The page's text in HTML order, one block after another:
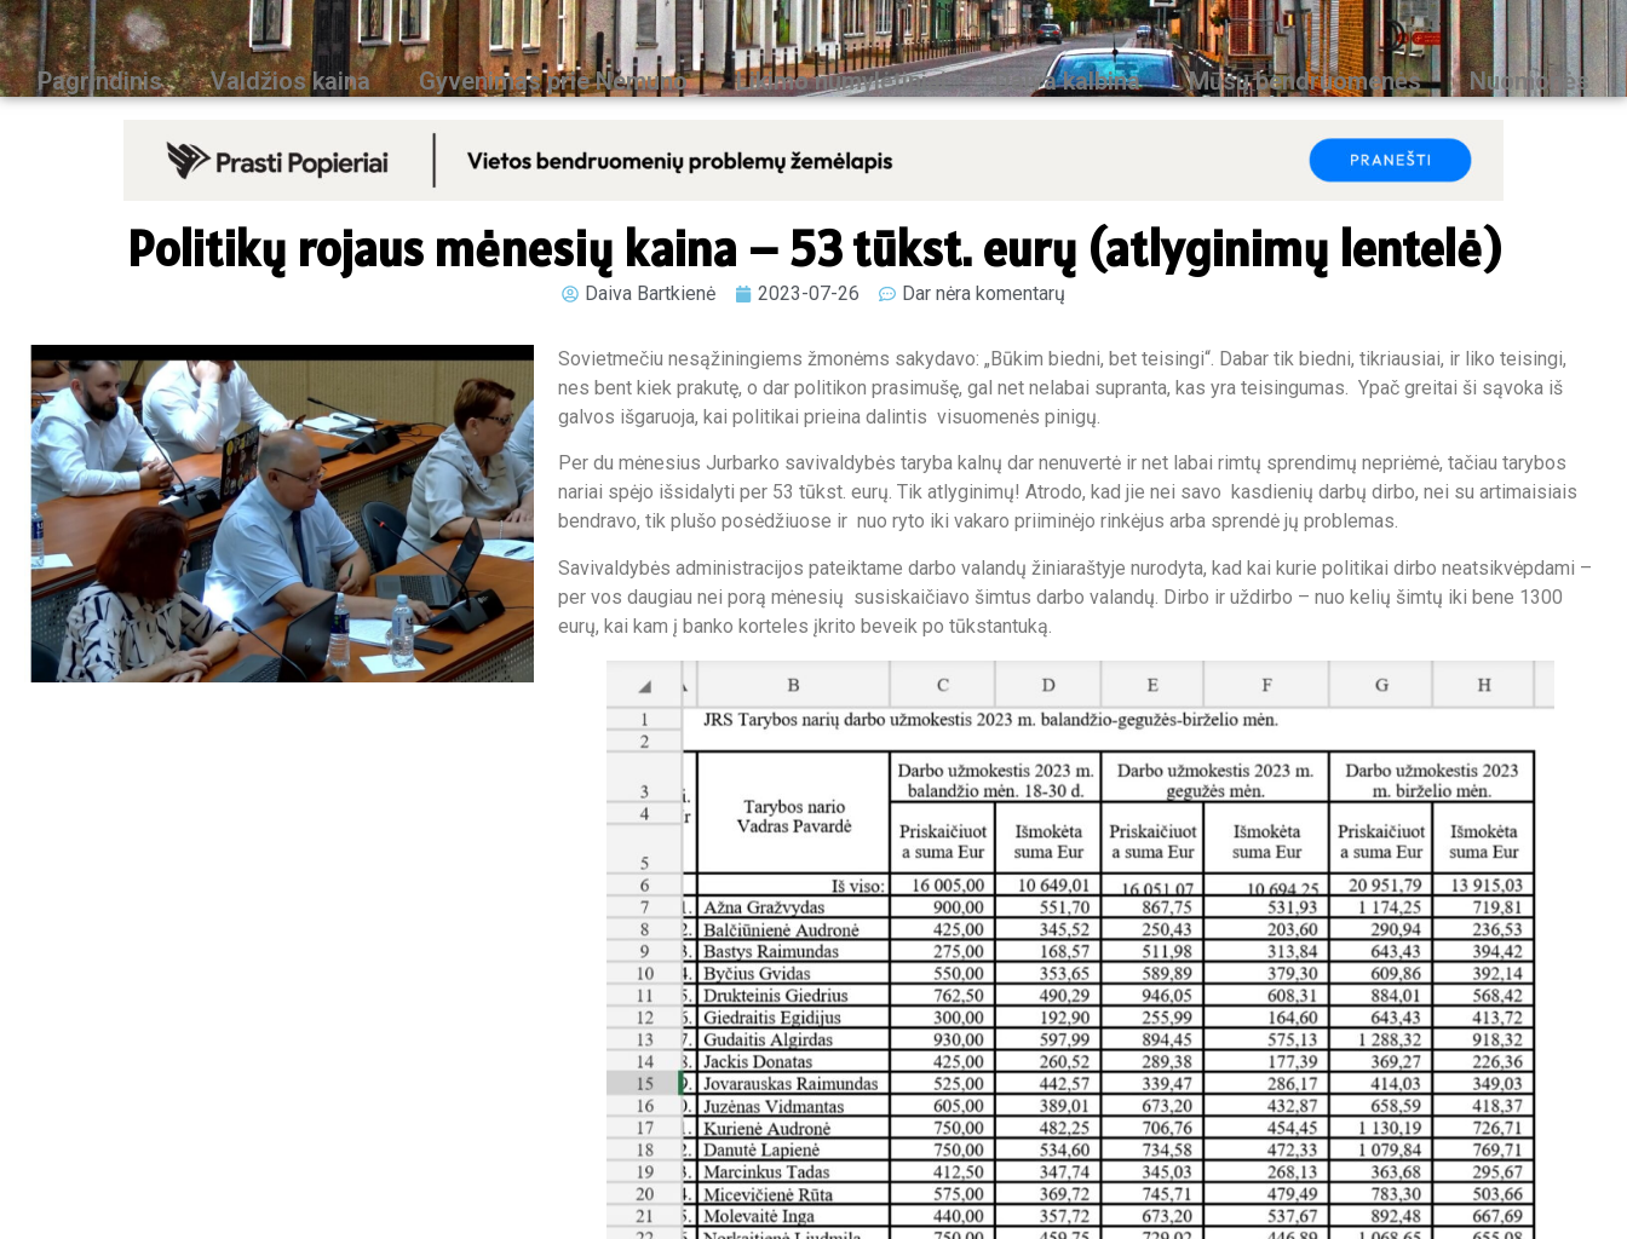
Pagrindinis Valdžios kaina Gyvenimas prie Nemuno Likimo numylėtiniai Daiva kalbina Mūsų bendruomenės Nuomonės
Politikų rojaus mėnesių kaina – 53 tūkst. eurų (atlyginimų lentelė)
Daiva Bartkienė 2023-07-26 Dar nėra komentarų
Sovietmečiu nesąžiningiems žmonėms sakydavo: „Būkim biedni, bet teisingi“. Dabar tik biedni, tikriausiai, ir liko teisingi,
nes bent kiek prakutę, o dar politikon prasimušę, gal net nelabai supranta, kas yra teisingumas. Ypač greitai ši sąvoka iš
galvos išgaruoja, kai politikai prieina dalintis visuomenės pinigų.
Per du mėnesius Jurbarko savivaldybės taryba kalnų dar nenuvertė ir net labai rimtų sprendimų nepriėmė, tačiau tarybos
nariai spėjo išsidalyti per 53 tūkst. eurų. Tik atlyginimų! Atrodo, kad jie nei savo kasdienių darbų dirbo, nei su artimaisiais
bendravo, tik plušo posėdžiuose ir nuo ryto iki vakaro priiminėjo rinkėjus arba sprendė jų problemas.
Savivaldybės administracijos pateiktame darbo valandų žiniaraštyje nurodyta, kad kai kurie politikai dirbo neatsikvėpdami –
per vos daugiau nei porą mėnesių susiskaičiavo šimtus darbo valandų. Dirbo ir uždirbo – nuo kelių šimtų iki bene 1300
eurų, kai kam į banko korteles įkrito beveik po tūkstantuką.